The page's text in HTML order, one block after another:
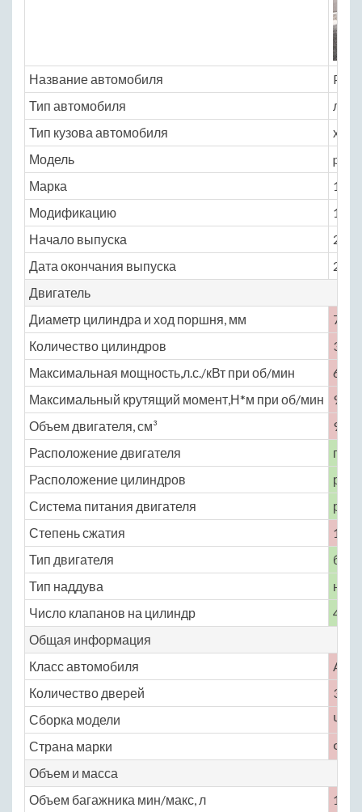
Название автомобиля
Тип автомобиля
Тип кузова автомобиля
Модель
Марка
108
Модификацию
1.0
Начало выпуска
2014
Дата окончания выпуска
2016
Двигатель
Диаметр цилиндра и ход поршня, мм
71 ×
Количество цилиндров
3
Максимальная мощность,л.с./кВт при об/мин
69 /
Максимальный крутящий момент,Н*м при об/мин
95
Объем двигателя, см³
998
Расположение двигателя
Расположение цилиндров
Система питания двигателя
Степень сжатия
11.5
Тип двигателя
Тип наддува
нет
Число клапанов на цилиндр
4
Общая информация
Класс автомобиля
A
Количество дверей
3
Сборка модели
Страна марки
Объем и масса
Объем багажника мин/макс, л
180